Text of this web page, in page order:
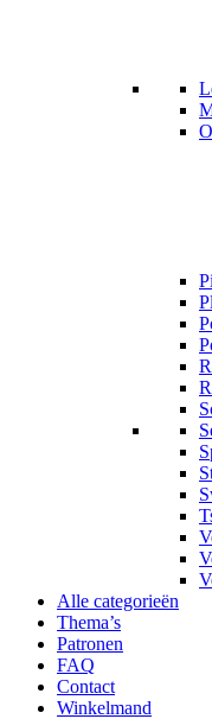
Alle categorieën
Thema’s
Patronen
FAQ
Contact
Winkelmand